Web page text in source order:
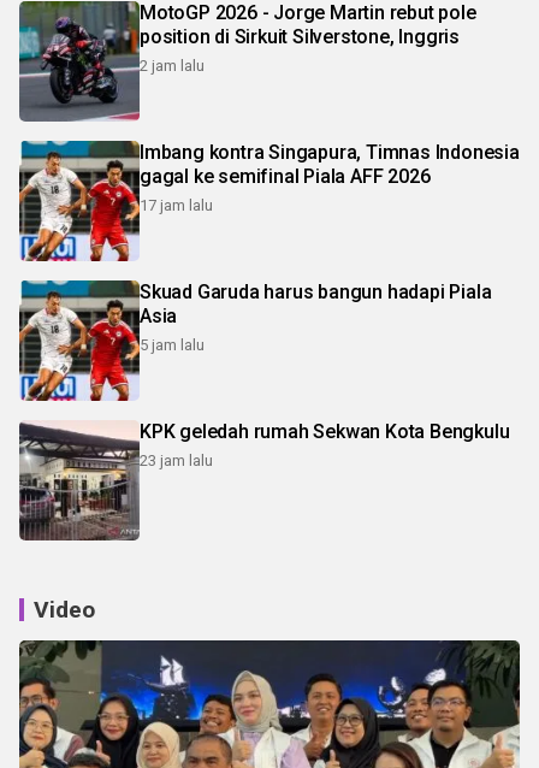
MotoGP 2026 - Jorge Martin rebut pole
position di Sirkuit Silverstone, Inggris
2 jam lalu
Imbang kontra Singapura, Timnas Indonesia
gagal ke semifinal Piala AFF 2026
17 jam lalu
Skuad Garuda harus bangun hadapi Piala
Asia
5 jam lalu
KPK geledah rumah Sekwan Kota Bengkulu
23 jam lalu
Video